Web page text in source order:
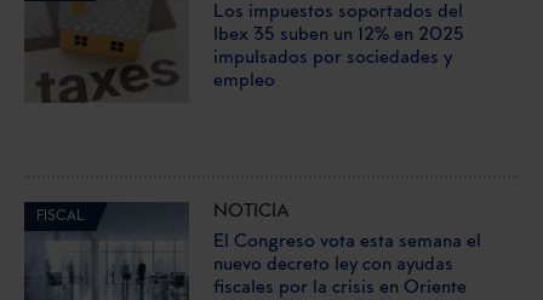
Los impuestos soportados del
Ibex 35 suben un 12% en 2025
impulsados por sociedades y
empleo
FISCAL
NOTICIA
El Congreso vota esta semana el
nuevo decreto ley con ayudas
fiscales por la crisis en Oriente